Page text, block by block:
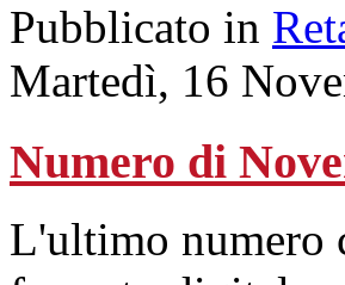
Pubblicato in
Martedì, 16
Numero di
L'ultimo numero